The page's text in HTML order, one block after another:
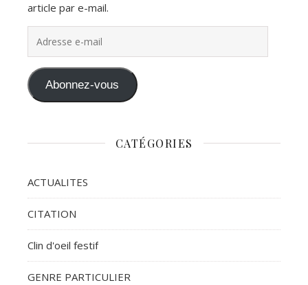
article par e-mail.
Abonnez-vous
CATÉGORIES
ACTUALITES
CITATION
Clin d'oeil festif
GENRE PARTICULIER